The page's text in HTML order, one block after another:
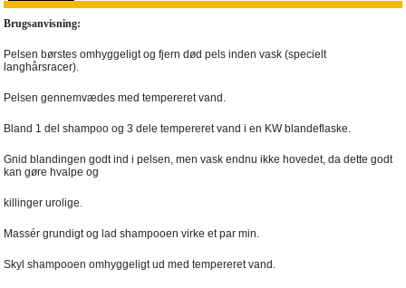
Brugsanvisning:
Pelsen børstes omhyggeligt og fjern død pels inden vask (specielt
langhårsracer).
Pelsen gennemvædes med tempereret vand.
Bland 1 del shampoo og 3 dele tempereret vand i en KW blandeflaske.
Gnid blandingen godt ind i pelsen, men vask endnu ikke hovedet, da dette godt
kan gøre hvalpe og
killinger urolige.
Massér grundigt og lad shampooen virke et par min.
Skyl shampooen omhyggeligt ud med tempereret vand.